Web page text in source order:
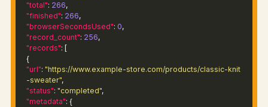
"total": 266,
"finished": 266,
"browserSecondsUsed": 0,
"record_count": 256,
"records": [
{
"url": "https://www.example-store.com/products/classic-knit
-sweater",
"status": "completed",
"metadata": {